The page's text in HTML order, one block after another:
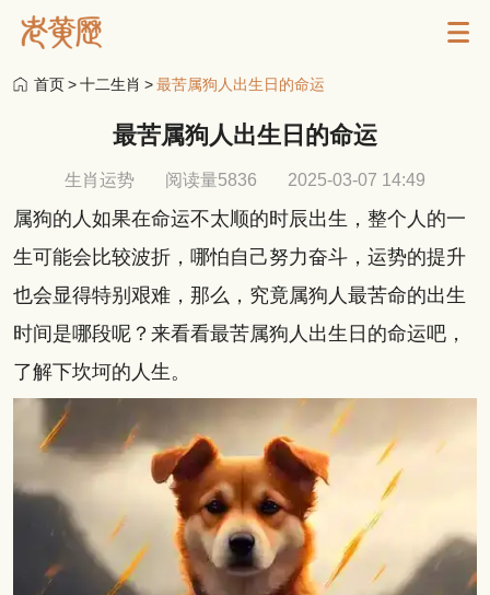
首页>十二生肖 >最苦属狗人出生日的命运
最苦属狗人出生日的命运
生肖运势 阅读量5836 2025-03-07 14:49
属狗的人如果在命运不太顺的时辰出生，整个人的一
生可能会比较波折，哪怕自己努力奋斗，运势的提升
也会显得特别艰难，那么，究竟属狗人最苦命的出生
时间是哪段呢？来看看最苦属狗人出生日的命运吧，
了解下坎坷的人生。